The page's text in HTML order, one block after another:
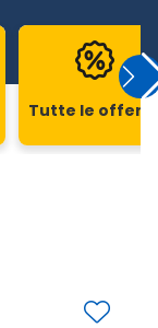
Tutte le